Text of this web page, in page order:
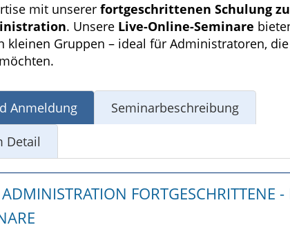
mit unserer fortgeschrittenen Schulung
. Unsere Live-Online-Seminare
kleinen Gruppen – ideal für Administratoren,
Anmeldung Seminarbeschreibung
Detail
FORTGESCHRITTENE -